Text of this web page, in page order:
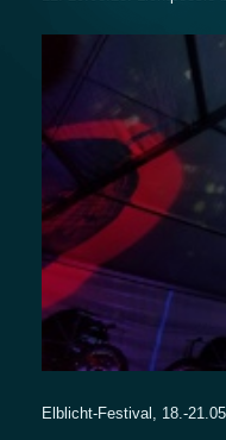
Elblicht-Festival, 18.-